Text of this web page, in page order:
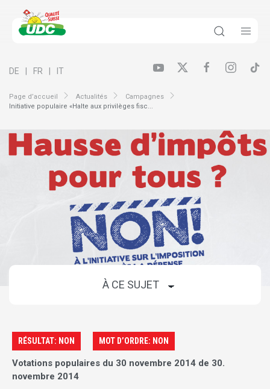
Page d’accueil Actualités
Campagnes
Initiative populaire «Halte aux privilèges fisc...
DE FR IT
RÉSULTAT: NON MOT D’ORDRE: NON
Votations populaires du 30 novembre 2014 de 30.
novembre 2014